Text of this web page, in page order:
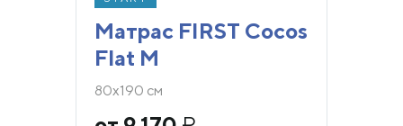
Матрас FIRST Cocos
Flat M
80х190 см